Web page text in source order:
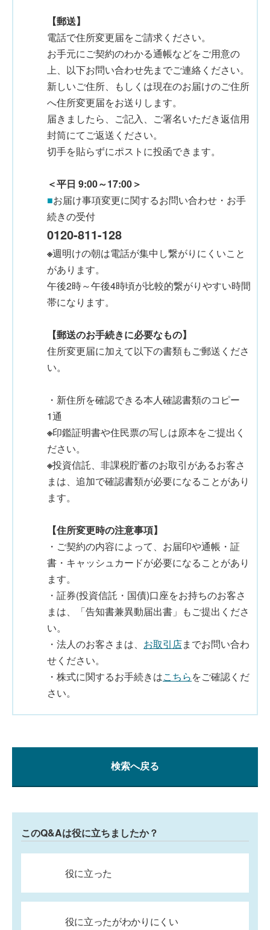
【郵送】
電話で住所変更届をご請求ください。
お手元にご契約のわかる通帳などをご用意の
上、以下お問い合わせ先までご連絡ください。
新しいご住所、もしくは現在のお届けのご住所
へ住所変更届をお送りします。
届きましたら、ご記入、ご署名いただき返信用
封筒にてご返送ください。
切手を貼らずにポストに投函できます。
＜平日 9:00～17:00＞
■お届け事項変更に関するお問い合わせ・お手
続きの受付
0120-811-128
※週明けの朝は電話が集中し繋がりにくいこと
があります。
午後2時～午後4時頃が比較的繋がりやすい時間
帯になります。
【郵送のお手続きに必要なもの】
住所変更届に加えて以下の書類もご郵送くださ
い。
・新住所を確認できる本人確認書類のコピー
1通
※印鑑証明書や住民票の写しは原本をご提出く
ださい。
※投資信託、非課税貯蓄のお取引があるお客さ
まは、追加で確認書類が必要になることがあり
ます。
【住所変更時の注意事項】
・ご契約の内容によって、お届印や通帳・証
書・キャッシュカードが必要になることがあり
ます。
・証券(投資信託・国債)口座をお持ちのお客さ
まは、「告知書兼異動届出書」もご提出くださ
い。
・法人のお客さまは、 お取引店までお問い合わ
せください。
・株式に関するお手続きはこちらをご確認くだ
さい。
検索へ戻る
このQ&Aは役に立ちましたか？
役に立った
役に立ったがわかりにくい